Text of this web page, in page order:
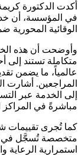
أكدت الدكتورة
في المؤسسة، أن
الوقائية
وأوضحت أن هذه
متكاملة تستند إلى
عالمياً، ما يضمن
المراجعين. أشارت
إلى الخدمة عبر
مباشرةً في المراكز
كما تُجرى تقييمات
متخصصة تُسجَّل في
استمرارية الرعاية